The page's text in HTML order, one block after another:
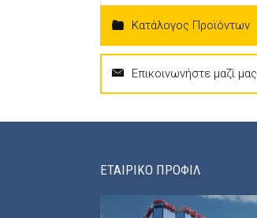
Κατάλογος Προϊόντων
Επικοινωνήστε μαζί μας
ΕΤΑΙΡΙΚΟ ΠΡΟΦΙΛ